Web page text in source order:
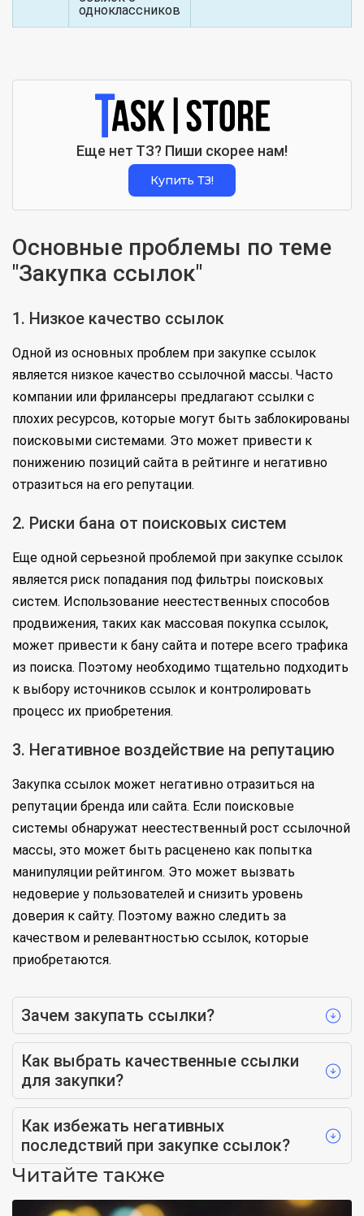
одноклассников
Еще нет ТЗ? Пиши скорее нам!
Купить ТЗ!
Основные проблемы по теме
"Закупка ссылок"
1. Низкое качество ссылок
Одной из основных проблем при закупке ссылок
является низкое качество ссылочной массы. Часто
компании или фрилансеры предлагают ссылки с
плохих ресурсов, которые могут быть заблокированы
поисковыми системами. Это может привести к
понижению позиций сайта в рейтинге и негативно
отразиться на его репутации.
2. Риски бана от поисковых систем
Еще одной серьезной проблемой при закупке ссылок
является риск попадания под фильтры поисковых
систем. Использование неестественных способов
продвижения, таких как массовая покупка ссылок,
может привести к бану сайта и потере всего трафика
из поиска. Поэтому необходимо тщательно подходить
к выбору источников ссылок и контролировать
процесс их приобретения.
3. Негативное воздействие на репутацию
Закупка ссылок может негативно отразиться на
репутации бренда или сайта. Если поисковые
системы обнаружат неестественный рост ссылочной
массы, это может быть расценено как попытка
манипуляции рейтингом. Это может вызвать
недоверие у пользователей и снизить уровень
доверия к сайту. Поэтому важно следить за
качеством и релевантностью ссылок, которые
приобретаются.
Зачем закупать ссылки?
Как выбрать качественные ссылки
для закупки?
Как избежать негативных
последствий при закупке ссылок?
Читайте также